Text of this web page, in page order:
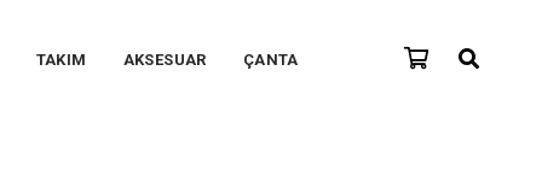
TAKIM AKSESUAR ÇANTA